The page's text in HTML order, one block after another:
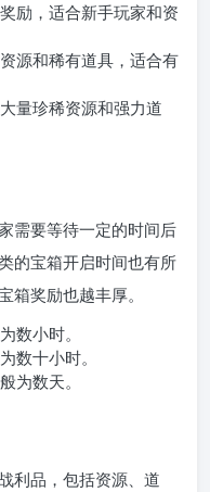
励，适合新手玩家和资
源和稀有道具，适合有
量珍稀资源和强力道
需要等待一定的时间后
的宝箱开启时间也有所
箱奖励也越丰厚。
数小时。
数十小时。
为数天。
利品，包括资源、道